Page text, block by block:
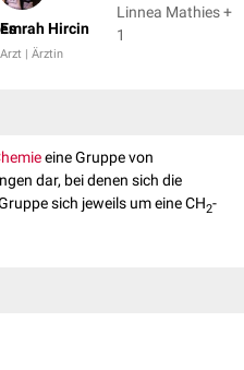
Emrah Hircin
Arzt | Ärztin
Linnea Mathies +
1
eine Gruppe von
dar, bei denen sich die
sich jeweils um eine CH2-
mit homologer Reihe sind: